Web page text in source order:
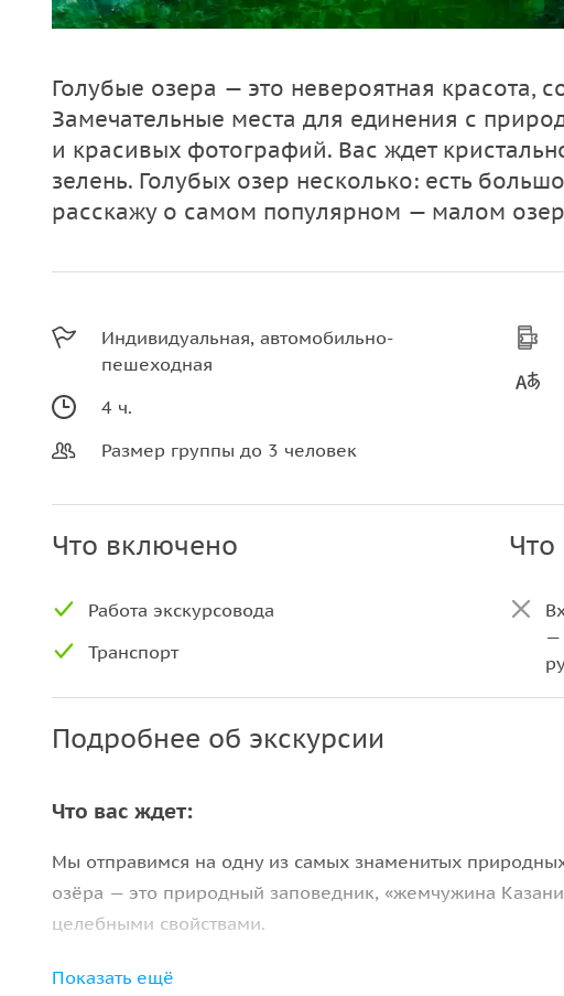
Голубые озера — это невероятная красота,
Замечательные места для единения с
и красивых фотографий. Вас ждет
зелень. Голубых озер несколько: есть
расскажу о самом популярном — малом
Индивидуальная, автомобильно-
пешеходная
4 ч.
Размер группы до 3 человек
Что включено
Работа экскурсовода
Транспорт
—
Подробнее об экскурсии
Что вас ждет:
Мы отправимся на одну из самых знаменитых
озёра — это природный заповедник, «жемчужина
целебными свойствами.
Озера имеют карстовое происхождение (из земли бьют
Показать ещё